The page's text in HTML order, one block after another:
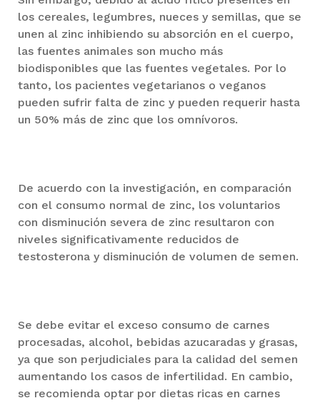
los cereales, legumbres, nueces y semillas, que se
unen al zinc inhibiendo su absorción en el cuerpo,
las fuentes animales son mucho más
biodisponibles que las fuentes vegetales. Por lo
tanto, los pacientes vegetarianos o veganos
pueden sufrir falta de zinc y pueden requerir hasta
un 50% más de zinc que los omnívoros.
De acuerdo con la investigación, en comparación
con el consumo normal de zinc, los voluntarios
con disminución severa de zinc resultaron con
niveles significativamente reducidos de
testosterona y disminución de volumen de semen.
Se debe evitar el exceso consumo de carnes
procesadas, alcohol, bebidas azucaradas y grasas,
ya que son perjudiciales para la calidad del semen
aumentando los casos de infertilidad. En cambio,
se recomienda optar por dietas ricas en carnes